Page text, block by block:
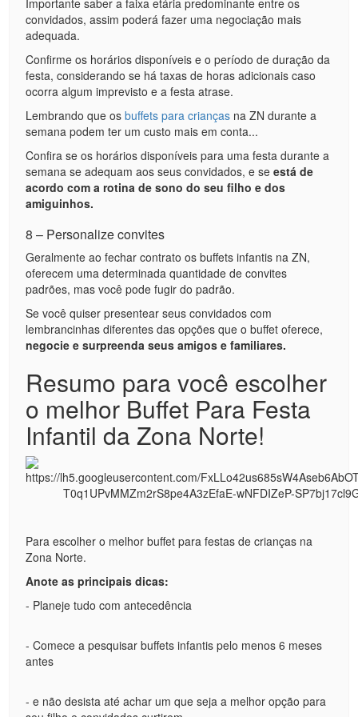
Importante saber a faixa etária predominante entre os
convidados, assim poderá fazer uma negociação mais
adequada.
Confirme os horários disponíveis e o período de duração da
festa, considerando se há taxas de horas adicionais caso
ocorra algum imprevisto e a festa atrase.
Lembrando que osbuffets para crianças na ZN durante a
semana podem ter um custo mais em conta...
Confira se os horários disponíveis para uma festa durante a
semana se adequam aos seus convidados, e seestá de
acordo com a rotina de sono do seu filho e dos
amiguinhos.
8 – Personalize convites
Geralmente ao fechar contrato os buffets infantis na ZN,
oferecem uma determinada quantidade de convites
padrões, mas você pode fugir do padrão.
Se você quiser presentear seus convidados com
lembrancinhas diferentes das opções que o buffet oferece,
negocie e surpreenda seus amigos e familiares.
Resumo para você escolher
o melhor Buffet Para Festa
Infantil da Zona Norte!
Para escolher o melhor buffet para festas de crianças na
Zona Norte.
Anote as principais dicas:
- Planeje tudo com antecedência
- Comece a pesquisar buffets infantis pelo menos 6 meses
antes
- e não desista até achar um que seja a melhor opção para